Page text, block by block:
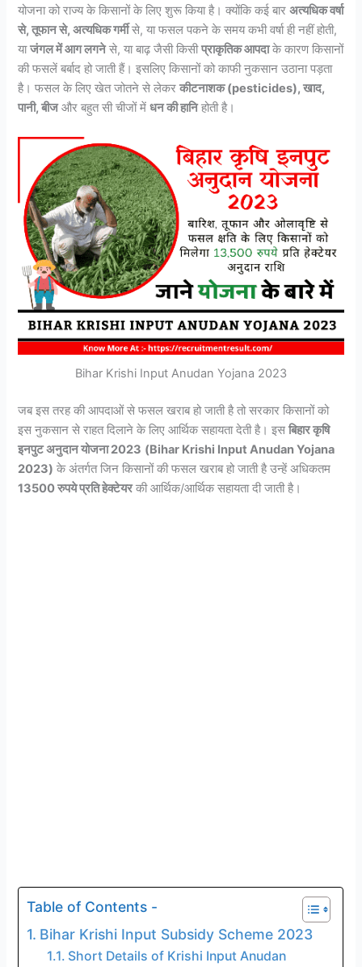
योजना को राज्य के किसानों के लिए शुरू किया है। क्‍योंकि कई बारअत्‍यधिक वर्षा
से, तूफान से, अत्‍यधिक गर्मीसे, या फसल पकने के समय कभी वर्षा ही नहीं होती,
याजंगल में आग लगनेसे, या बाढ़ जैसी किसीप्राकृतिक आपदाके कारण किसानों
की फसलें बर्बाद हो जाती हैं। इसलिए किसानों को काफी नुकसान उठाना पड़ता
है। फसल के लिए खेत जोतने से लेकरकीटनाशक (pesticides), खाद,
पानी, बीजऔर बहुत सी चीजों मेंधन की हानिहोती है।
Bihar Krishi Input Anudan Yojana 2023
जब इस तरह की आपदाओं से फसल खराब हो जाती है तो सरकार किसानों को
इस नुकसान से राहत दिलाने के लिए आर्थिक सहायता देती है। इसबिहार कृषि
इनपुट अनुदान योजना 2023 (Bihar Krishi Input Anudan Yojana
2023) के अंतर्गत जिन किसानों की फसल खराब हो जाती है उन्हें अधिकतम
13500 रुपये प्रति हेक्टेयरकी आर्थिक/आर्थिक सहायता दी जाती है।
Table of Contents -
Bihar Krishi Input Subsidy Scheme 2023
Short Details of Krishi Input Anudan